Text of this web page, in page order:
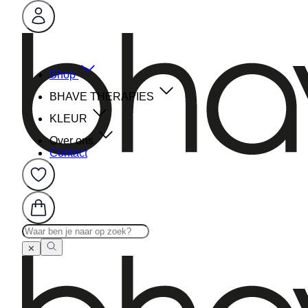
✕
Shop
BHAVE THERAPIES
KLEUR
Over ons
Contact